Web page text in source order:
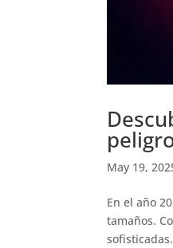
May 19,
En el año
tamaños.